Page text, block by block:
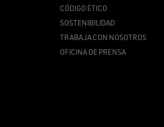
CÓDIGO ÉTICO
SOSTENIBILIDAD
TRABAJA CON NOSOTROS
OFICINA DE PRENSA